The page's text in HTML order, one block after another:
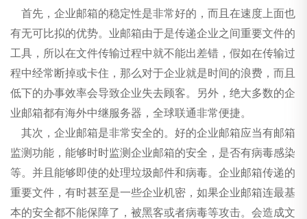
首先，企业邮箱的稳定性是非常好的，而且在速度上面也
有无可比拟的优势。业邮箱由于是传递企业之间重要文件的
工具，所以在文件传输过程中就不能出差错，假如在传输过
程中经常断掉或卡住，那么对于企业就是时间的浪费，而且
低下的办事效率会导致企业失去顾客。另外，绝大多数的企
业邮箱都有海外中继服务器，全球联通非常便捷。
其次，企业邮箱是非常安全的。好的企业邮箱应当有邮箱
监测功能，能够时时监测企业邮箱的安全，是否有病毒感染
等。并且能够即使的处理垃圾邮件和病毒。企业邮箱传递的
重要文件，有时甚至是一些企业机密，如果企业邮箱连最基
本的安全都不能保障了，被黑客或者病毒等攻击。会造成文